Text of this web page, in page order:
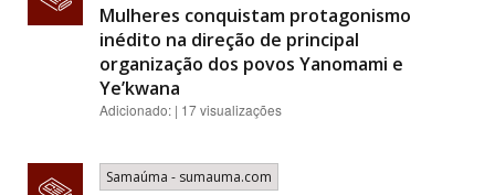
Mulheres conquistam protagonismo
inédito na direção de principal
organização dos povos Yanomami e
Ye’kwana
Adicionado: | 17 visualizações
Samaúma - sumauma.com